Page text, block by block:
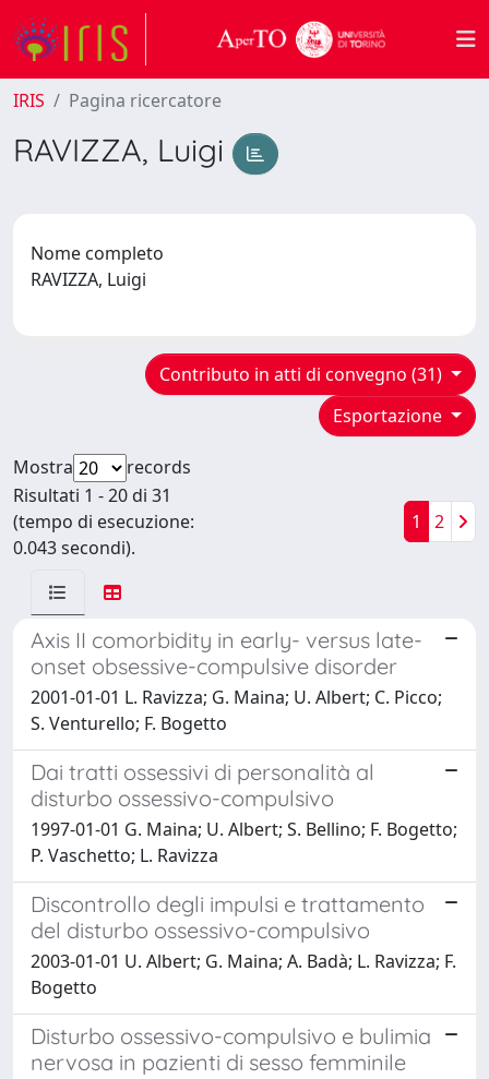
IRIS Pagina ricercatore
RAVIZZA, Luigi
Nome completo
RAVIZZA, Luigi
Contributo in atti di convegno (31)
Esportazione
Mostra
records
Risultati 1 - 20 di 31
(tempo di esecuzione:
0.043 secondi).
1 2
Axis II comorbidity in early- versus late-
onset obsessive-compulsive disorder
2001-01-01 L. Ravizza; G. Maina; U. Albert; C. Picco;
S. Venturello; F. Bogetto
Dai tratti ossessivi di personalità al
disturbo ossessivo-compulsivo
1997-01-01 G. Maina; U. Albert; S. Bellino; F. Bogetto;
P. Vaschetto; L. Ravizza
Discontrollo degli impulsi e trattamento
del disturbo ossessivo-compulsivo
2003-01-01 U. Albert; G. Maina; A. Badà; L. Ravizza; F.
Bogetto
Disturbo ossessivo-compulsivo e bulimia
nervosa in pazienti di sesso femminile